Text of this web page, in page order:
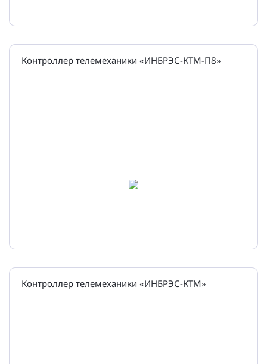
Контроллер телемеханики «ИНБРЭС-КТМ-П8»
Контроллер телемеханики «ИНБРЭС-КТМ»